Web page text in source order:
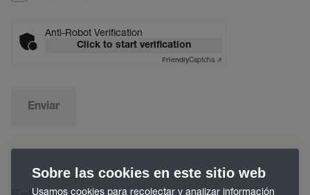
Anti-Robot Verification
Click to start verification
FriendlyCaptcha ⇗
Enviar
Sobre las cookies en este sitio web
Usamos cookies para recolectar y analizar información